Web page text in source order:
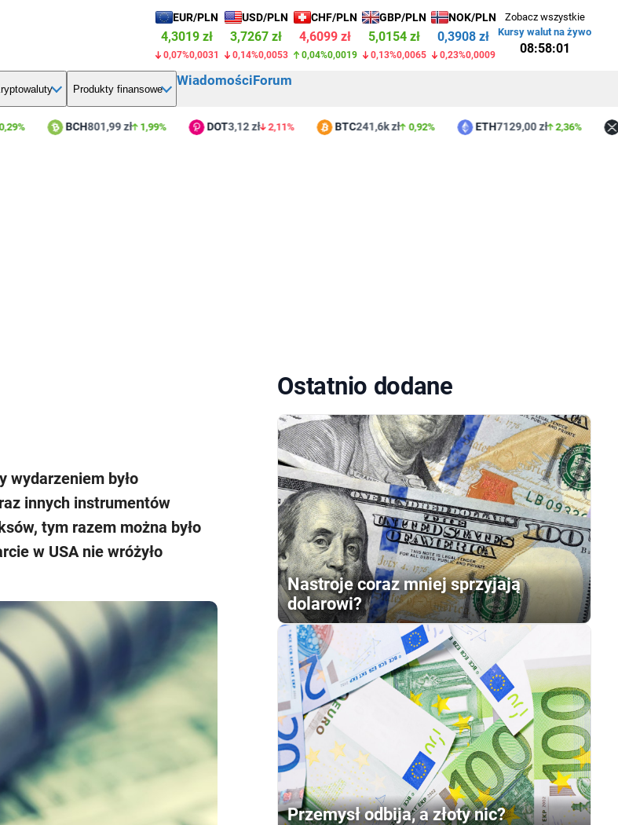
EUR/PLN
4,3019 zł
0,07%0,0031
USD/PLN
3,7267 zł
0,14%0,0053
CHF/PLN
4,6099 zł
0,04%0,0019
GBP/PLN
5,0154 zł
0,13%0,0065
NOK/PLN
0,3908 zł
0,23%0,0009
Zobacz wszystkie
Kursy walut na żywo
08:58:02
Produkty finansowe
WiadomościForum
BCH801,99 zł 1,99% DOT3,12 zł 2,11% BTC241,6k zł 0,92% ETH7129,00 zł 2,36%
wydarzeniem było
innych instrumentów
tym razem można było
w USA nie wróżyło
Ostatnio dodane
Nastroje coraz mniej sprzyjają
dolarowi?
Przemysł odbija, a złoty nic?